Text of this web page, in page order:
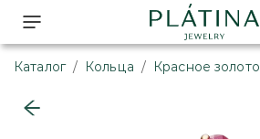
Каталог / Кольца / Красное золото